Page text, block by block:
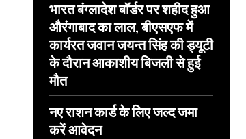
भारत बंग्लादेश बॉर्डर पर शहीद हुआ
औरंगाबाद का लाल, बीएसएफ में
कार्यरत जवान जयन्त सिंह की ड्यूटी
के दौरान आकाशीय बिजली से हुई
मौत
नए राशन कार्ड के लिए जल्द जमा
करें आवेदन